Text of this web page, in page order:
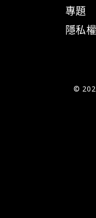
專題
隱私
©